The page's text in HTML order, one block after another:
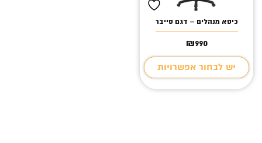
כיסא מנהלים – דגם סייבר
₪990
יש לבחור אפשרויות